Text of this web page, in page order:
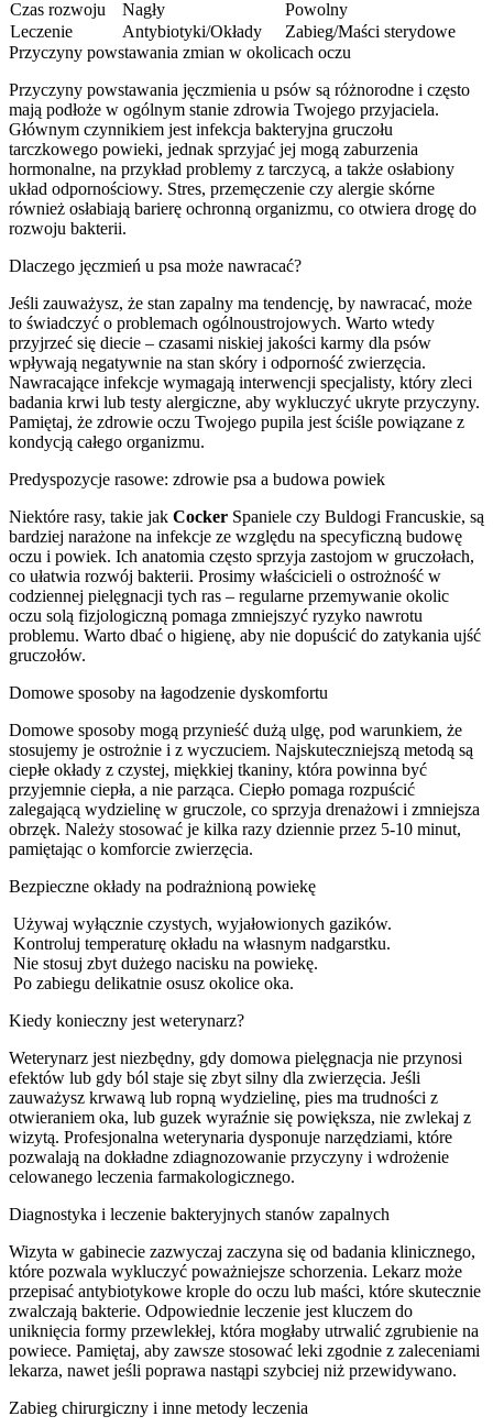
Czas rozwoju Nagły
Powolny
Leczenie
Antybiotyki/Okłady
Zabieg/Maści sterydowe
Przyczyny powstawania zmian w okolicach oczu
Przyczyny powstawania jęczmienia u psów są różnorodne i często
mają podłoże w ogólnym stanie zdrowia Twojego przyjaciela.
Głównym czynnikiem jest infekcja bakteryjna gruczołu
tarczkowego powieki, jednak sprzyjać jej mogą zaburzenia
hormonalne, na przykład problemy z tarczycą, a także osłabiony
układ odpornościowy. Stres, przemęczenie czy alergie skórne
również osłabiają barierę ochronną organizmu, co otwiera drogę do
rozwoju bakterii.
Dlaczego jęczmień u psa może nawracać?
Jeśli zauważysz, że stan zapalny ma tendencję, by nawracać, może
to świadczyć o problemach ogólnoustrojowych. Warto wtedy
przyjrzeć się diecie – czasami niskiej jakości karmy dla psów
wpływają negatywnie na stan skóry i odporność zwierzęcia.
Nawracające infekcje wymagają interwencji specjalisty, który zleci
badania krwi lub testy alergiczne, aby wykluczyć ukryte przyczyny.
Pamiętaj, że zdrowie oczu Twojego pupila jest ściśle powiązane z
kondycją całego organizmu.
Predyspozycje rasowe: zdrowie psa a budowa powiek
Niektóre rasy, takie jak Cocker Spaniele czy Buldogi Francuskie, są
bardziej narażone na infekcje ze względu na specyficzną budowę
oczu i powiek. Ich anatomia często sprzyja zastojom w gruczołach,
co ułatwia rozwój bakterii. Prosimy właścicieli o ostrożność w
codziennej pielęgnacji tych ras – regularne przemywanie okolic
oczu solą fizjologiczną pomaga zmniejszyć ryzyko nawrotu
problemu. Warto dbać o higienę, aby nie dopuścić do zatykania ujść
gruczołów.
Domowe sposoby na łagodzenie dyskomfortu
Domowe sposoby mogą przynieść dużą ulgę, pod warunkiem, że
stosujemy je ostrożnie i z wyczuciem. Najskuteczniejszą metodą są
ciepłe okłady z czystej, miękkiej tkaniny, która powinna być
przyjemnie ciepła, a nie parząca. Ciepło pomaga rozpuścić
zalegającą wydzielinę w gruczole, co sprzyja drenażowi i zmniejsza
obrzęk. Należy stosować je kilka razy dziennie przez 5-10 minut,
pamiętając o komforcie zwierzęcia.
Bezpieczne okłady na podrażnioną powiekę
Używaj wyłącznie czystych, wyjałowionych gazików.
Kontroluj temperaturę okładu na własnym nadgarstku.
Nie stosuj zbyt dużego nacisku na powiekę.
Po zabiegu delikatnie osusz okolice oka.
Kiedy konieczny jest weterynarz?
Weterynarz jest niezbędny, gdy domowa pielęgnacja nie przynosi
efektów lub gdy ból staje się zbyt silny dla zwierzęcia. Jeśli
zauważysz krwawą lub ropną wydzielinę, pies ma trudności z
otwieraniem oka, lub guzek wyraźnie się powiększa, nie zwlekaj z
wizytą. Profesjonalna weterynaria dysponuje narzędziami, które
pozwalają na dokładne zdiagnozowanie przyczyny i wdrożenie
celowanego leczenia farmakologicznego.
Diagnostyka i leczenie bakteryjnych stanów zapalnych
Wizyta w gabinecie zazwyczaj zaczyna się od badania klinicznego,
które pozwala wykluczyć poważniejsze schorzenia. Lekarz może
przepisać antybiotykowe krople do oczu lub maści, które skutecznie
zwalczają bakterie. Odpowiednie leczenie jest kluczem do
uniknięcia formy przewlekłej, która mogłaby utrwalić zgrubienie na
powiece. Pamiętaj, aby zawsze stosować leki zgodnie z zaleceniami
lekarza, nawet jeśli poprawa nastąpi szybciej niż przewidywano.
Zabieg chirurgiczny i inne metody leczenia